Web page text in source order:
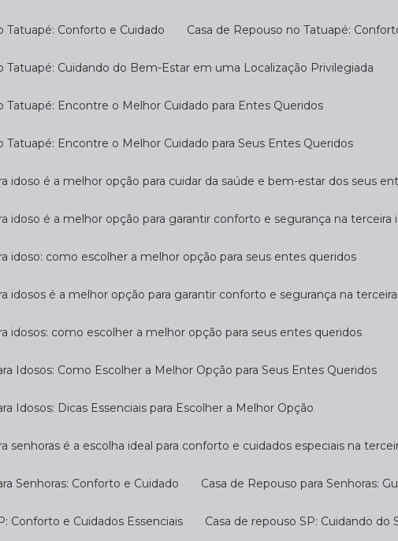
Tatuapé: Conforto e Cuidado Casa de Repouso no Tatuapé:
Tatuapé: Cuidando do Bem-Estar em uma Localização Privilegiada
Tatuapé: Encontre o Melhor Cuidado para Entes Queridos
Tatuapé: Encontre o Melhor Cuidado para Seus Entes Queridos
idoso é a melhor opção para cuidar da saúde e bem-estar dos seus
idoso é a melhor opção para garantir conforto e segurança na terceira
idoso: como escolher a melhor opção para seus entes queridos
idosos é a melhor opção para garantir conforto e segurança na
idosos: como escolher a melhor opção para seus entes queridos
Idosos: Como Escolher a Melhor Opção para Seus Entes Queridos
Idosos: Dicas Essenciais para Escolher a Melhor Opção
senhoras é a escolha ideal para conforto e cuidados especiais na
Senhoras: Conforto e Cuidado Casa de Repouso para Senhoras:
Conforto e Cuidados Essenciais Casa de repouso SP: Cuidando do